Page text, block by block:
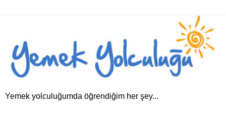
Yemek yolculuğumda öğrendiğim her şey...